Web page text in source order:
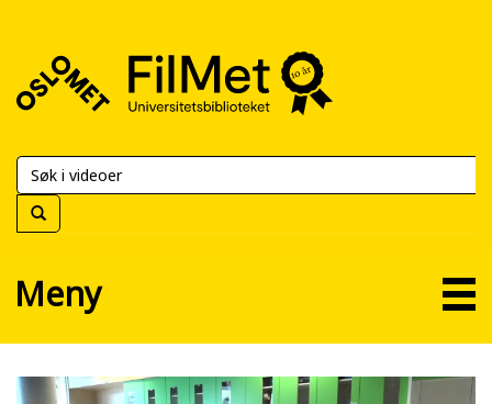
FilMet
Universitetsbiblioteket
Meny